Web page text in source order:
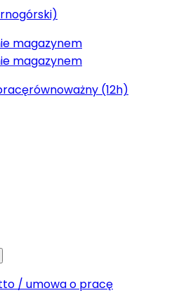
magazynem
magazynem
równoważny (12h)
/ umowa o pracę